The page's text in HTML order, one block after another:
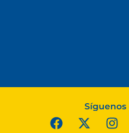
Síguenos